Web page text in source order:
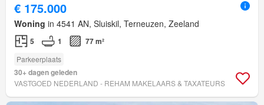
€ 175.000
Woning in 4541 AN, Sluiskil, Terneuzen, Zeeland
5 1 77 m²
Parkeerplaats
30+ dagen geleden
VASTGOED NEDERLAND - REHAM MAKELAARS & TAXATEURS